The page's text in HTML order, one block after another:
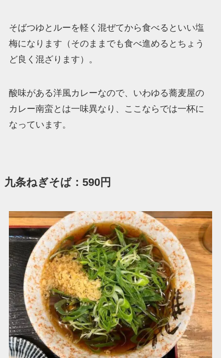
そばつゆとルーを軽く混ぜてから食べるといい塩
梅になります（そのままでも食べ進めるとちょう
ど良く混ざります）。
酸味がある洋風カレーなので、いわゆる蕎麦屋の
カレー南蛮とは一味異なり、ここならでは一杯に
なっています。
九条ねぎそば：590円